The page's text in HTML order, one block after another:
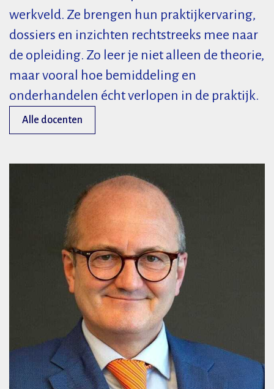
werkveld. Ze brengen hun praktijkervaring,
dossiers en inzichten rechtstreeks mee naar
de opleiding. Zo leer je niet alleen de theorie,
maar vooral hoe bemiddeling en
onderhandelen écht verlopen in de praktijk.
Alle docenten